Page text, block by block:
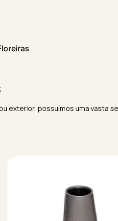
exterior, possuímos uma vasta